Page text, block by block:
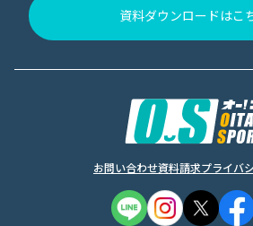
資料ダウンロードはこ
お問い合わせ資料請求プライバ